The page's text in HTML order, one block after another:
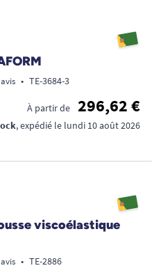
• TE-3684-3
À partir de 296,62 €
, expédié le lundi 10 août 2026
viscoélastique
• TE-2886